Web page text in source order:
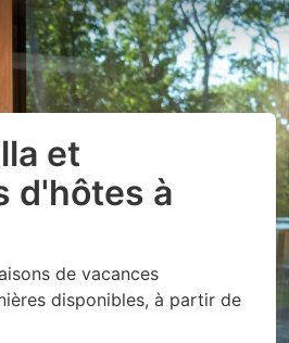
et
d'hôtes à
de vacances
disponibles, à partir de